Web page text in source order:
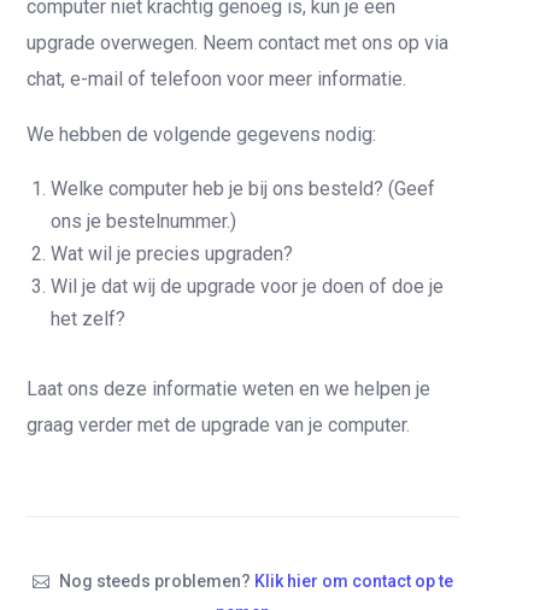
computer niet krachtig genoeg is, kun je een
upgrade overwegen. Neem contact met ons op via
chat, e-mail of telefoon voor meer informatie.
We hebben de volgende gegevens nodig:
Welke computer heb je bij ons besteld? (Geef
ons je bestelnummer.)
Wat wil je precies upgraden?
Wil je dat wij de upgrade voor je doen of doe je
het zelf?
Laat ons deze informatie weten en we helpen je
graag verder met de upgrade van je computer.
Nog steeds problemen? Klik hier om contact op te